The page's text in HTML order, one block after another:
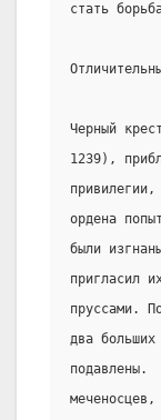
стать
Черный
1239),
ордена
были
пригласил
пруссами.
два
подавлены.